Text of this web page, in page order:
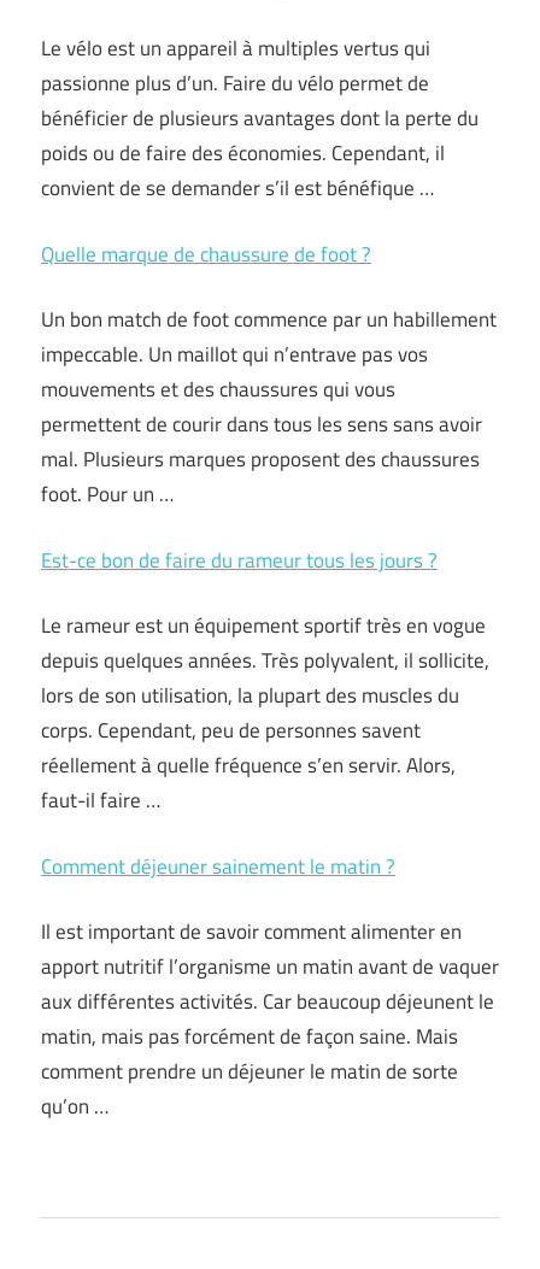
Le vélo est un appareil à multiples vertus qui
passionne plus d’un. Faire du vélo permet de
bénéficier de plusieurs avantages dont la perte du
poids ou de faire des économies. Cependant, il
convient de se demander s’il est bénéfique …
Quelle marque de chaussure de foot ?
Un bon match de foot commence par un habillement
impeccable. Un maillot qui n’entrave pas vos
mouvements et des chaussures qui vous
permettent de courir dans tous les sens sans avoir
mal. Plusieurs marques proposent des chaussures
foot. Pour un …
Est-ce bon de faire du rameur tous les jours ?
Le rameur est un équipement sportif très en vogue
depuis quelques années. Très polyvalent, il sollicite,
lors de son utilisation, la plupart des muscles du
corps. Cependant, peu de personnes savent
réellement à quelle fréquence s’en servir. Alors,
faut-il faire …
Comment déjeuner sainement le matin ?
Il est important de savoir comment alimenter en
apport nutritif l’organisme un matin avant de vaquer
aux différentes activités. Car beaucoup déjeunent le
matin, mais pas forcément de façon saine. Mais
comment prendre un déjeuner le matin de sorte
qu’on …